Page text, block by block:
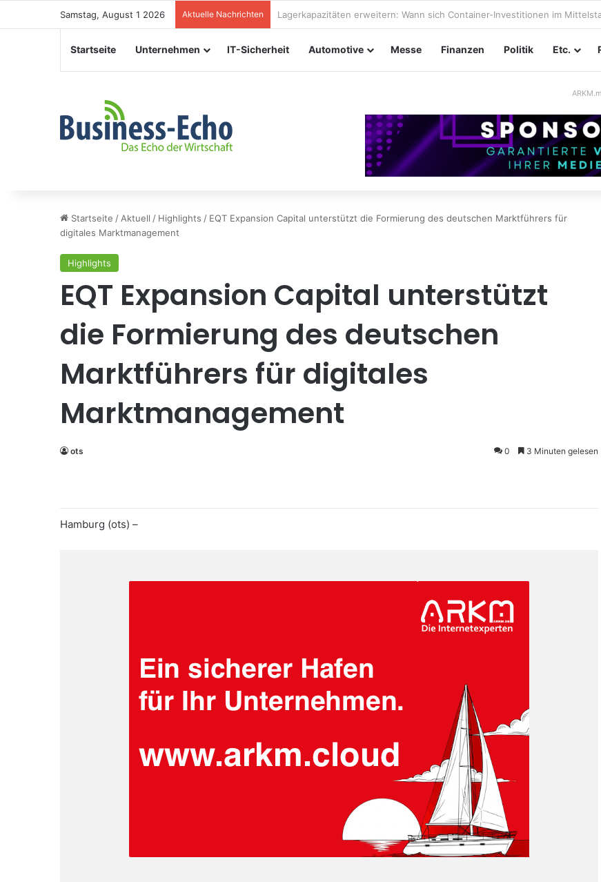
Samstag, August 1 2026 Aktuelle Nachrichten Veranstaltungssicherheit im Mittelstand: Absperrkonzepte für temporäre
Startseite Unternehmen IT-Sicherheit Automotive Messe Finanzen Politik Etc.
Startseite / Aktuell / Highlights / EQT Expansion Capital unterstützt die Formierung des deutschen Marktführers für
digitales Marktmanagement
Highlights
EQT Expansion Capital unterstützt
die Formierung des deutschen
Marktführers für digitales
Marktmanagement
ots 0 3 Minuten gelesen
Hamburg (ots) –